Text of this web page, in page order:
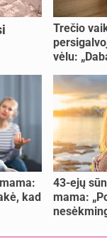
Trečio
vėlu:
kad
43-ejų
mama: